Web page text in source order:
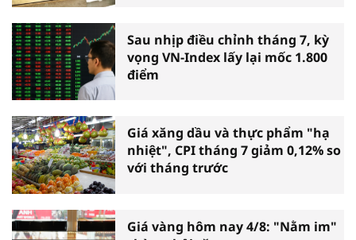
Sau nhịp điều chỉnh tháng 7, kỳ
vọng VN-Index lấy lại mốc 1.800
điểm
Giá xăng dầu và thực phẩm "hạ
nhiệt", CPI tháng 7 giảm 0,12% so
với tháng trước
Giá vàng hôm nay 4/8: "Nằm im"